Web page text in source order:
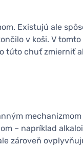
Existujú ale
v koši. V tomto
túto chuť zmierniť
– napríklad
zároveň